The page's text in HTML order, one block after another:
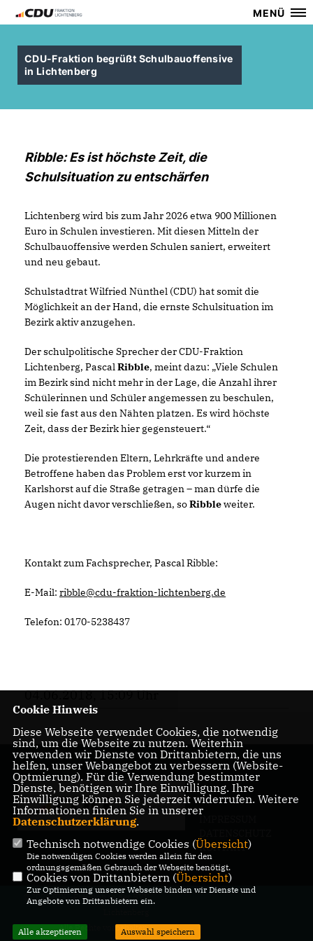
MENÜ
CDU-Fraktion begrüßt Schulbauoffensive
in Lichtenberg
Ribble: Es ist höchste Zeit, die
Schulsituation zu entschärfen
Lichtenberg wird bis zum Jahr 2026 etwa 900 Millionen
Euro in Schulen investieren. Mit diesen Mitteln der
Schulbauoffensive werden Schulen saniert, erweitert
und neu gebaut.
Schulstadtrat Wilfried Nünthel (CDU) hat somit die
Möglichkeit an der Hand, die ernste Schulsituation im
Bezirk aktiv anzugehen.
Der schulpolitische Sprecher der CDU-Fraktion
Lichtenberg, PascalRibble, meint dazu: „Viele Schulen
im Bezirk sind nicht mehr in der Lage, die Anzahl ihrer
Schülerinnen und Schüler angemessen zu beschulen,
weil sie fast aus den Nähten platzen. Es wird höchste
Zeit, dass der Bezirk hier gegensteuert.“
Die protestierenden Eltern, Lehrkräfte und andere
Betroffene haben das Problem erst vor kurzem in
Karlshorst auf die Straße getragen – man dürfe die
Augen nicht davor verschließen, soRibbleweiter.
Kontakt zum Fachsprecher, Pascal Ribble:
E-Mail: ribble@cdu-fraktion-lichtenberg.de
Telefon: 0170-5238437
04.06.2018, 15:09 Uhr
KONTAKT
@2026 CDU-Fraktion in der BVV
Alle Rechte vorbehalten.
Cookie Hinweis
Diese Webseite verwendet Cookies, die notwendig
sind, um die Webseite zu nutzen. Weiterhin
verwenden wir Dienste von Drittanbietern, die uns
helfen, unser Webangebot zu verbessern (Website-
Optmierung). Für die Verwendung bestimmter
Dienste, benötigen wir Ihre Einwilligung. Ihre
Einwilligung können Sie jederzeit widerrufen. Weitere
Informationen finden Sie in unserer
Datenschutzerklärung.
Technisch notwendige Cookies (Übersicht)
Die notwendigen Cookies werden allein für den
ordnungsgemäßen Gebrauch der Webseite benötigt.
Cookies von Drittanbietern (Übersicht)
Zur Optimierung unserer Webseite binden wir Dienste und
Angebote von Drittanbietern ein.
Alle akzeptieren Auswahl speichern